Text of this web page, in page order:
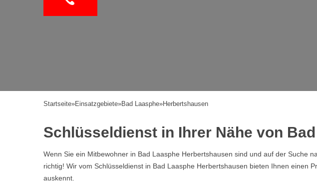
Startseite»Einsatzgebiete»Bad Laasphe»Herbertshausen
Schlüsseldienst in Ihrer Nähe von
Wenn Sie ein Mitbewohner in Bad Laasphe Herbertshausen sind und auf der Suche
richtig! Wir vom Schlüsseldienst in Bad Laasphe Herbertshausen bieten Ihnen einen
auskennt.